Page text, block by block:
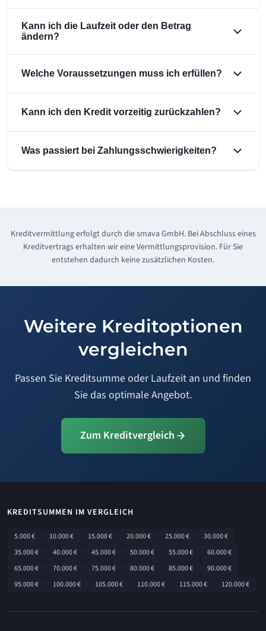
Kann ich die Laufzeit oder den Betrag
ändern?
Welche Voraussetzungen muss ich erfüllen?
Kann ich den Kredit vorzeitig zurückzahlen?
Was passiert bei Zahlungsschwierigkeiten?
Kreditvermittlung erfolgt durch die smava GmbH. Bei Abschluss eines
Kreditvertrags erhalten wir eine Vermittlungsprovision. Für Sie
entstehen dadurch keine zusätzlichen Kosten.
Weitere Kreditoptionen
vergleichen
Passen Sie Kreditsumme oder Laufzeit an und finden
Sie das optimale Angebot.
Zum Kreditvergleich
KREDITSUMMEN IM VERGLEICH
5.000 € 10.000 € 15.000 € 20.000 € 25.000 €
30.000 €
35.000 €
40.000 € 45.000 € 50.000 € 55.000 €
60.000 €
65.000 €
70.000 € 75.000 € 80.000 € 85.000 €
90.000 €
95.000 €
100.000 € 105.000 € 110.000 € 115.000 € 120.000 €